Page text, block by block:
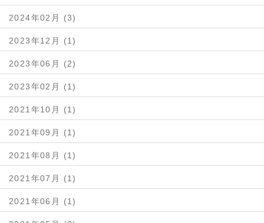
2024年02月 (3)
2023年12月 (1)
2023年06月 (2)
2023年02月 (1)
2021年10月 (1)
2021年09月 (1)
2021年08月 (1)
2021年07月 (1)
2021年06月 (1)